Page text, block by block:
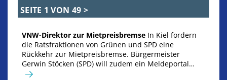
SEITE 1 VON 49 >
VNW-Direktor zur Mietpreisbremse In Kiel fordern
die Ratsfraktionen von Grünen und SPD eine
Rückkehr zur Mietpreisbremse. Bürgermeister
Gerwin Stöcken (SPD) will zudem ein Meldeportal…